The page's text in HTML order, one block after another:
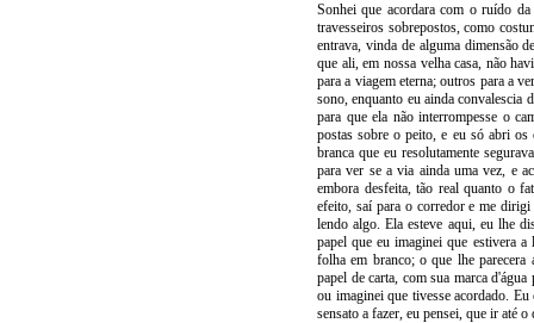
Sonhei que acordara com o ruído
travesseiros sobrepostos, como
entrava, vinda de alguma dimensão
que ali, em nossa velha casa, não
para a viagem eterna; outros para a
sono, enquanto eu ainda convalescia
para que ela não interrompesse o
postas sobre o peito, e eu só abri
branca que eu resolutamente
para ver se a via ainda uma vez, e
embora desfeita, tão real quanto o
efeito, saí para o corredor e me
lendo algo. Ela esteve aqui, eu lhe
papel que eu imaginei que estivera
folha em branco; o que lhe
papel de carta, com sua marca
ou imaginei que tivesse acordado.
sensato a fazer, eu pensei, que ir até